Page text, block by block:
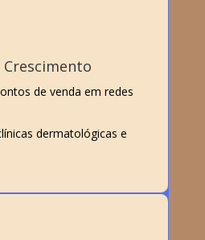
Crescimento
de venda em redes
dermatológicas e